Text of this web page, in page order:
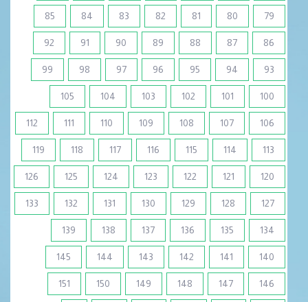
79
80
81
82
83
84
85
86
87
88
89
90
91
92
93
94
95
96
97
98
99
100
101
102
103
104
105
106
107
108
109
110
111
112
113
114
115
116
117
118
119
120
121
122
123
124
125
126
127
128
129
130
131
132
133
134
135
136
137
138
139
140
141
142
143
144
145
146
147
148
149
150
151